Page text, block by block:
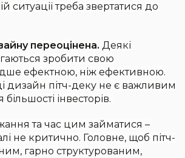
ситуації треба звертатися до
переоцінена. Деякі
зробити свою
ефектною, ніж ефективною.
дизайн пітч-деку не є важливим
інвесторів.
та час цим займатися –
не критично. Головне, щоб пітч-
гарно структурованим,